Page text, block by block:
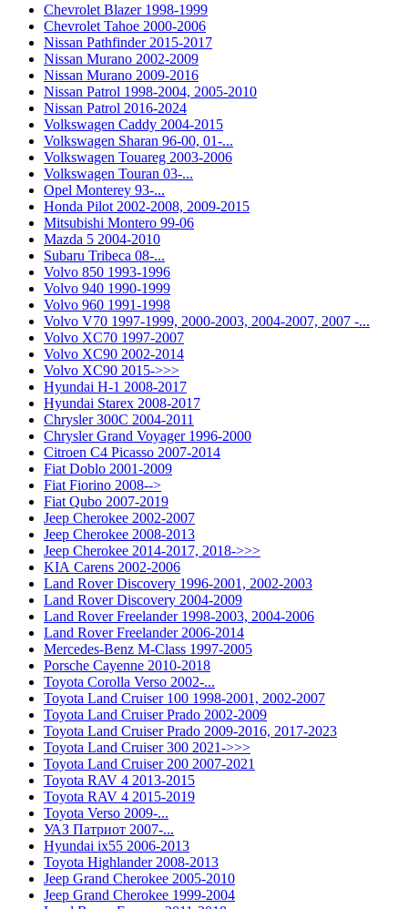
Chevrolet Blazer 1998-1999
Chevrolet Tahoe 2000-2006
Nissan Pathfinder 2015-2017
Nissan Murano 2002-2009
Nissan Murano 2009-2016
Nissan Patrol 1998-2004, 2005-2010
Nissan Patrol 2016-2024
Volkswagen Caddy 2004-2015
Volkswagen Sharan 96-00, 01-...
Volkswagen Touareg 2003-2006
Volkswagen Touran 03-...
Opel Monterey 93-...
Honda Pilot 2002-2008, 2009-2015
Mitsubishi Montero 99-06
Mazda 5 2004-2010
Subaru Tribeca 08-...
Volvo 850 1993-1996
Volvo 940 1990-1999
Volvo 960 1991-1998
Volvo V70 1997-1999, 2000-2003, 2004-2007, 2007 -...
Volvo XС70 1997-2007
Volvo XC90 2002-2014
Volvo XC90 2015->>>
Hyundai H-1 2008-2017
Hyundai Starex 2008-2017
Chrysler 300C 2004-2011
Chrysler Grand Voyager 1996-2000
Citroen C4 Picasso 2007-2014
Fiat Doblo 2001-2009
Fiat Fiorino 2008-->
Fiat Qubo 2007-2019
Jeep Cherokee 2002-2007
Jeep Cherokee 2008-2013
Jeep Cherokee 2014-2017, 2018->>>
KIA Carens 2002-2006
Land Rover Discovery 1996-2001, 2002-2003
Land Rover Discovery 2004-2009
Land Rover Freelander 1998-2003, 2004-2006
Land Rover Freelander 2006-2014
Mercedes-Benz M-Class 1997-2005
Porsche Cayenne 2010-2018
Toyota Corolla Verso 2002-...
Toyota Land Cruiser 100 1998-2001, 2002-2007
Toyota Land Cruiser Prado 2002-2009
Toyota Land Cruiser Prado 2009-2016, 2017-2023
Toyota Land Cruiser 300 2021->>>
Toyota Land Cruiser 200 2007-2021
Toyota RAV 4 2013-2015
Toyota RAV 4 2015-2019
Toyota Verso 2009-...
УАЗ Патриот 2007-...
Hyundai ix55 2006-2013
Toyota Highlander 2008-2013
Jeep Grand Cherokee 2005-2010
Jeep Grand Cherokee 1999-2004